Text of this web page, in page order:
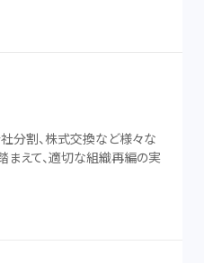
分割、株式交換など様々な
まえて、適切な組織再編の実